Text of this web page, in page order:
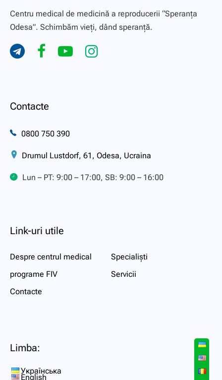
Centru medical de medicină a reproducerii “Speranţa
Odesa”. Schimbăm vieți, dând speranță.
Contacte
0800 750 390
Drumul Lustdorf, 61, Odesa, Ucraina
Lun – PT: 9:00 – 17:00, SB: 9:00 – 16:00
Link-uri utile
Despre centrul medical
Specialiști
programe FIV
Servicii
Contacte
Limba:
Українська
English